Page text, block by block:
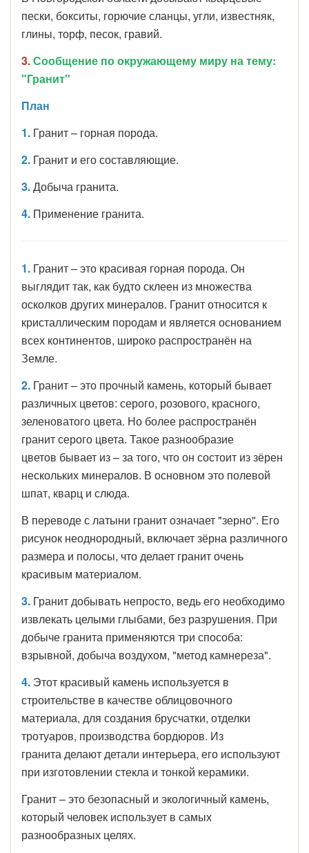
пески, бокситы, горючие сланцы, угли, известняк,
глины, торф, песок, гравий.
3.Сообщение по окружающему миру на тему:
"Гранит"
План
1. Гранит – горная порода.
2. Гранит и его составляющие.
3.Добыча гранита.
4. Применение гранита.
1. Гранит – это красивая горная порода. Он
выглядит так, как будто склеен из множества
осколков других минералов. Гранит относится к
кристаллическим породам и является основанием
всех континентов, широко распространён на
Земле.
2. Гранит – это прочный камень, который бывает
различных цветов: серого, розового, красного,
зеленоватого цвета. Но более распространён
гранит серого цвета. Такое разнообразие
цветов бывает из – за того, что он состоит из зёрен
нескольких минералов. В основном это полевой
шпат, кварц и слюда.
В переводе с латыни гранит означает "зерно". Его
рисунок неоднородный, включает зёрна различного
размера и полосы, что делает гранит очень
красивым материалом.
3. Гранит добывать непросто, ведь его необходимо
извлекать целыми глыбами, без разрушения. При
добыче гранита применяются три способа:
взрывной, добыча воздухом, "метод камнереза".
4. Этот красивый камень используется в
строительстве в качестве облицовочного
материала, для создания брусчатки, отделки
тротуаров, производства бордюров. Из
гранита делают детали интерьера, его используют
при изготовлении стекла и тонкой керамики.
Гранит – это безопасный и экологичный камень,
который человек использует в самых
разнообразных целях.